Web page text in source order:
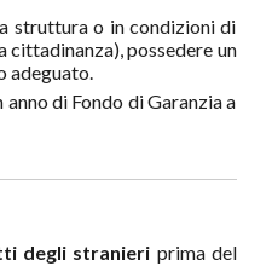
struttura o in condizioni di
cittadinanza), possedere un
adeguato.
di Fondo di Garanzia a
degli stranieri prima del